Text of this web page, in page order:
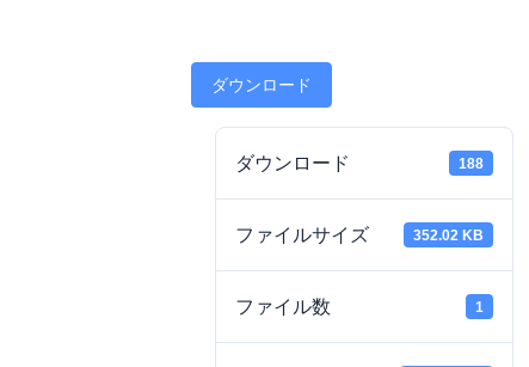
ダウンロード
ダウンロード 188
ファイルサイズ 352.02 KB
ファイル数 1